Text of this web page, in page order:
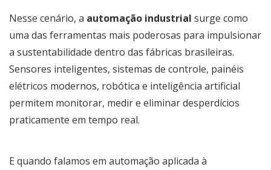
Nesse cenário, a automação industrial surge como
uma das ferramentas mais poderosas para impulsionar
a sustentabilidade dentro das fábricas brasileiras.
Sensores inteligentes, sistemas de controle, painéis
elétricos modernos, robótica e inteligência artificial
permitem monitorar, medir e eliminar desperdícios
praticamente em tempo real.
E quando falamos em automação aplicada à